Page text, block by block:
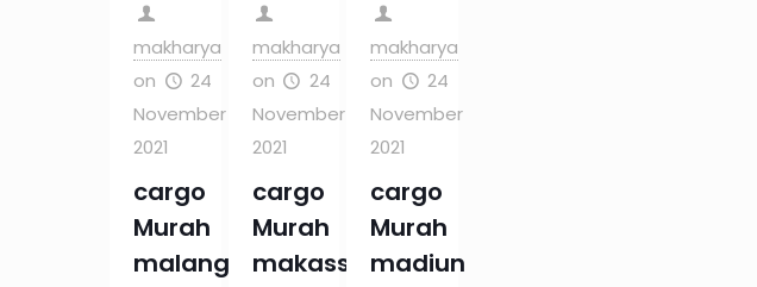
makharya
on
24
November
2021
cargo
Murah
malang
makharya
on
24
November
2021
cargo
Murah
makassar
makharya
on
24
November
2021
cargo
Murah
madiun